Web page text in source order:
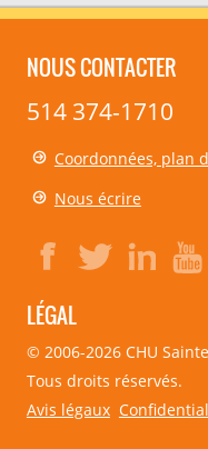
NOUS CONTACTER
514 374-1710
Coordonnées, plan
Nous écrire
LÉGAL
© 2006-2026CHU
Tous droits réservés.
Avis légaux